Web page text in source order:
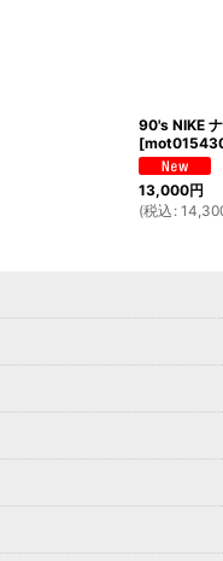
90's NIKE
[
13,000円
(税込 :